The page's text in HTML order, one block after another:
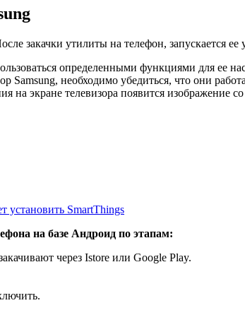
закачки утилиты на телефон, запускается
определенными функциями для ее
Samsung, необходимо убедиться, что они
на экране телевизора появится изображение
установить SmartThings
на базе Андроид по этапам:
через Istore или Google Play.